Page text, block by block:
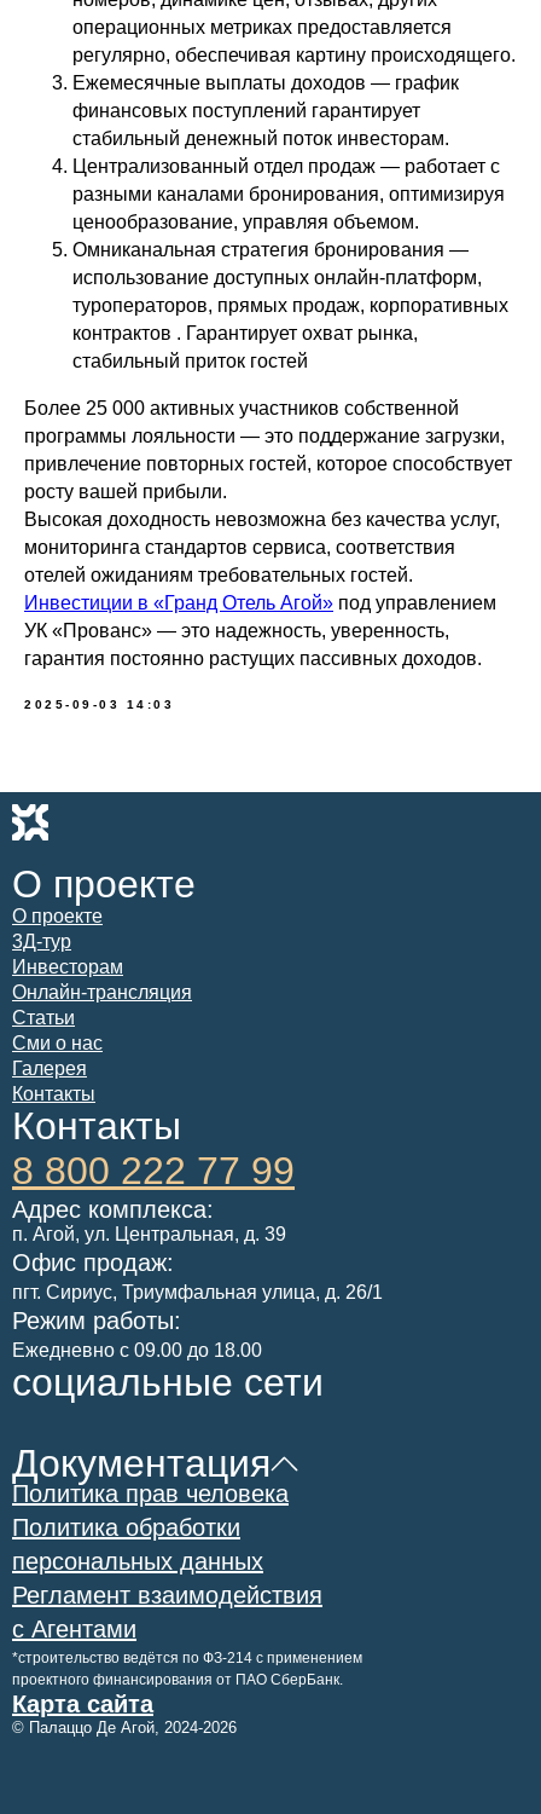
операционных метриках предоставляется
регулярно, обеспечивая картину происходящего.
Ежемесячные выплаты доходов — график
финансовых поступлений гарантирует
стабильный денежный поток инвесторам.
Централизованный отдел продаж — работает с
разными каналами бронирования, оптимизируя
ценообразование, управляя объемом.
Омниканальная стратегия бронирования —
использование доступных онлайн-платформ,
туроператоров, прямых продаж, корпоративных
контрактов . Гарантирует охват рынка,
стабильный приток гостей
Более 25 000 активных участников собственной
программы лояльности — это поддержание загрузки,
привлечение повторных гостей, которое способствует
росту вашей прибыли.
Высокая доходность невозможна без качества услуг,
мониторинга стандартов сервиса, соответствия
отелей ожиданиям требовательных гостей.
Инвестиции в «Гранд Отель Агой» под управлением
УК «Прованс» — это надежность, уверенность,
гарантия постоянно растущих пассивных доходов.
2025-09-03 14:03
О проекте
О проекте
3Д-тур
Инвесторам
Онлайн-трансляция
Статьи
Сми о нас
Галерея
Контакты
Контакты
8 800 222 77 99
Адрес комплекса:
п. Агой, ул. Центральная, д. 39
Офис продаж:
​пгт. Сириус, Триумфальная улица, д. 26/1
Режим работы:
Ежедневно с 09.00 до 18.00
социальные сети
Документация
Политика прав человека
Политика обработки
персональных данных
Регламент взаимодействия
с Агентами
*строительство ведётся по ФЗ-214 с применением
проектного финансирования от ПАО СберБанк.
Карта сайта
© Палаццо Де Агой, 2024-2026